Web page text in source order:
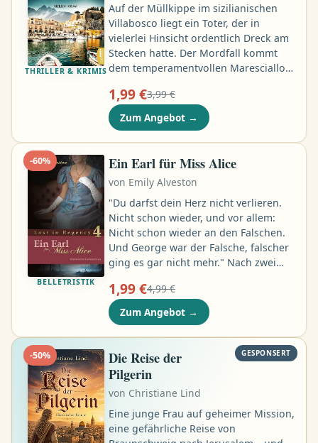
THRILLER & KRIMIS
Auf der Müllkippe im sizilianischen
Villabosco liegt ein Toter, der in
vielerlei Hinsicht ordentlich Dreck am
Stecken hatte. Der Mordfall kommt
dem temperamentvollen Maresciallo
ungelegen: Er muss nicht nur seinen
Urlaub mit Tochter Vanessa absagen,
sondern ist bei den Ermittlungen auch
noch auf sich allein gestellt, da sein
Vorgesetzter aufgrund einer
kraftraubenden Liebesaffäre nur
bedingt einsatzfähig ist …
1,99 €3,99 €
Zum Angebot →
-60%
BELLETRISTIK
Ein Earl für Miss Alice
von Emily Alveston
"Du darfst dein Herz nicht verlieren.
Nicht schon wieder, und vor allem:
Nicht schon wieder an den Falschen.
Und George war der Falsche, falscher
ging es gar nicht mehr." Nach zwei
Landon genug von der Liebe. Um ihr
gebrochenes Herz zu kurieren,
besucht sie ihre Tante in Schottland.
Doch unvorhergesehene Ereignisse
zwingen Alice zur Flucht - und sie
landet bei Lord Hades, dem alles
andere als ein guter Ruf vorauseilt …
1,99 €4,99 €
Zum Angebot →
GESPONSERT
-50%
Die Reise der
Pilgerin
von Christiane Lind
Eine junge Frau auf geheimer Mission,
eine gefährliche Reise von